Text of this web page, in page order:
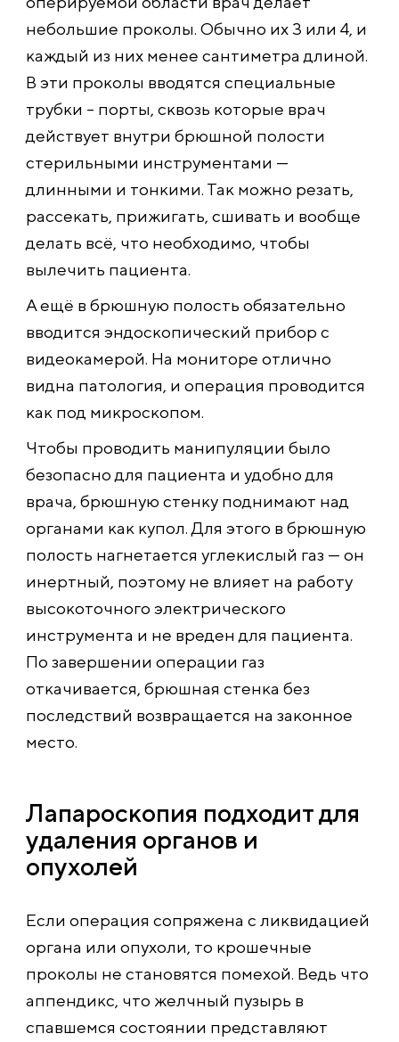
небольшие проколы. Обычно их 3 или 4, и
каждый из них менее сантиметра длиной.
В эти проколы вводятся специальные
трубки – порты, сквозь которые врач
действует внутри брюшной полости
стерильными инструментами —
длинными и тонкими. Так можно резать,
рассекать, прижигать, сшивать и вообще
делать всё, что необходимо, чтобы
вылечить пациента.
А ещё в брюшную полость обязательно
вводится эндоскопический прибор с
видеокамерой. На мониторе отлично
видна патология, и операция проводится
как под микроскопом.
Чтобы проводить манипуляции было
безопасно для пациента и удобно для
врача, брюшную стенку поднимают над
органами как купол. Для этого в брюшную
полость нагнетается углекислый газ — он
инертный, поэтому не влияет на работу
высокоточного электрического
инструмента и не вреден для пациента.
По завершении операции газ
откачивается, брюшная стенка без
последствий возвращается на законное
место.
Лапароскопия подходит для
удаления органов и
опухолей
Если операция сопряжена с ликвидацией
органа или опухоли, то крошечные
проколы не становятся помехой. Ведь что
аппендикс, что желчный пузырь в
спавшемся состоянии представляют